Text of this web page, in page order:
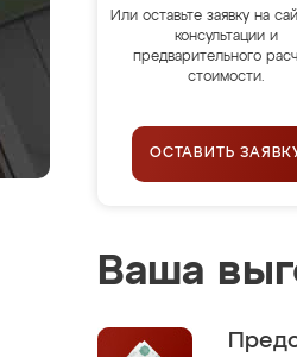
Или оставьте заявку на
консультации и
предварительного
стоимости.
ОСТАВИТЬ
Ваша